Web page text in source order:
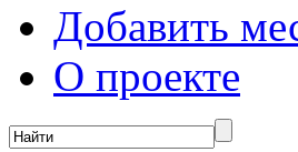
Добавить
О проекте